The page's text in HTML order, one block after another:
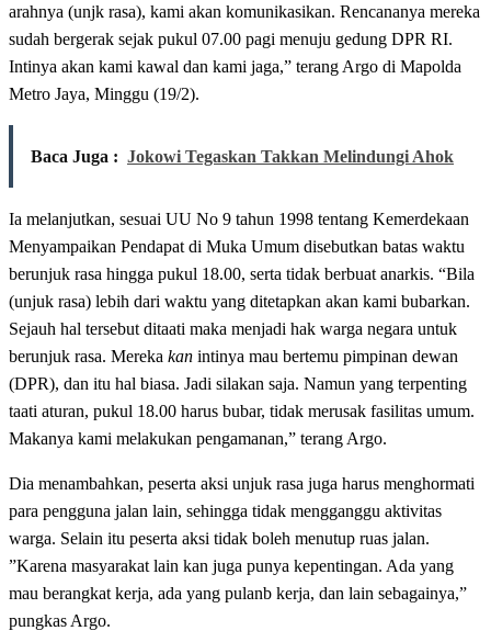
arahnya (unjk rasa), kami akan komunikasikan. Rencananya mereka
sudah bergerak sejak pukul 07.00 pagi menuju gedung DPR RI.
Intinya akan kami kawal dan kami jaga,” terang Argo di Mapolda
Metro Jaya, Minggu (19/2).
Baca Juga : Jokowi Tegaskan Takkan Melindungi Ahok
Ia melanjutkan, sesuai UU No 9 tahun 1998 tentang Kemerdekaan
Menyampaikan Pendapat di Muka Umum disebutkan batas waktu
berunjuk rasa hingga pukul 18.00, serta tidak berbuat anarkis. “Bila
(unjuk rasa) lebih dari waktu yang ditetapkan akan kami bubarkan.
Sejauh hal tersebut ditaati maka menjadi hak warga negara untuk
berunjuk rasa. Mereka kan intinya mau bertemu pimpinan dewan
(DPR), dan itu hal biasa. Jadi silakan saja. Namun yang terpenting
taati aturan, pukul 18.00 harus bubar, tidak merusak fasilitas umum.
Makanya kami melakukan pengamanan,” terang Argo.
Dia menambahkan, peserta aksi unjuk rasa juga harus menghormati
para pengguna jalan lain, sehingga tidak mengganggu aktivitas
warga. Selain itu peserta aksi tidak boleh menutup ruas jalan.
”Karena masyarakat lain kan juga punya kepentingan. Ada yang
mau berangkat kerja, ada yang pulanb kerja, dan lain sebagainya,”
pungkas Argo.